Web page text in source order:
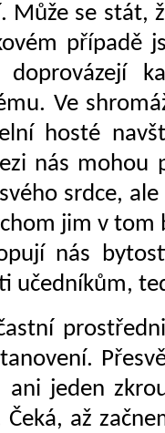
Může se stát,
pří­padě
Ve
hosté
nás
srdce,
jim v tom
nás
učedníkům,
ani jeden
až